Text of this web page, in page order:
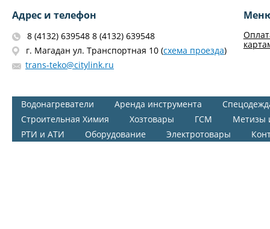
Адрес и телефон
8 (4132) 639548 8 (4132) 639548
г. Магадан ул. Транспортная 10 (схема проезда)
trans-teko@citylink.ru
Водонагреватели Аренда инструмента
Строительная Химия
Хозтовары ГСМ
Метизы
РТИ и АТИ
Оборудование Электротовары